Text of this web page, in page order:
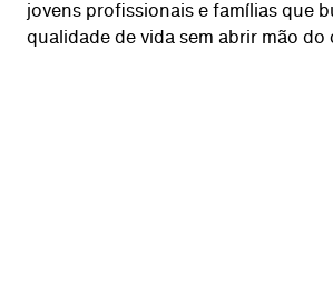
jovens profissionais e famílias que
qualidade de vida sem abrir mão do